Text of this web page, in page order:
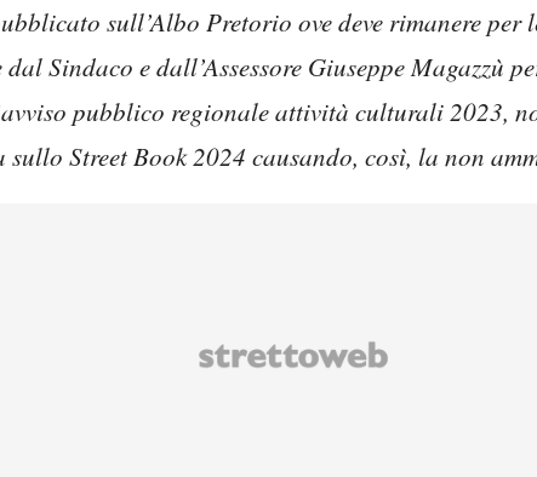
sull’Albo Pretorio ove deve rimanere
Sindaco e dall’Assessore Giuseppe Magazzù
pubblico regionale attività culturali 2023,
Street Book 2024 causando, così, la non